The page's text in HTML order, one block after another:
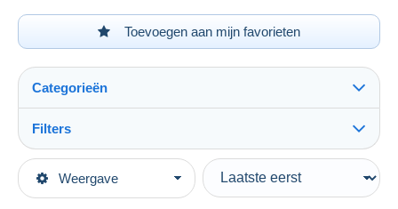
Toevoegen aan mijn favorieten
Weergave
Categorieën
Topcategorieën
Filters
Type verkopen
Actief